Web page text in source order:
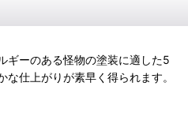
ギーのある怪物の塗装に適した5
仕上がりが素早く得られます。